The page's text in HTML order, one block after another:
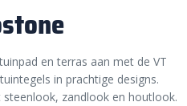
en terras aan met de VT
in prachtige designs.
zandlook en houtlook.